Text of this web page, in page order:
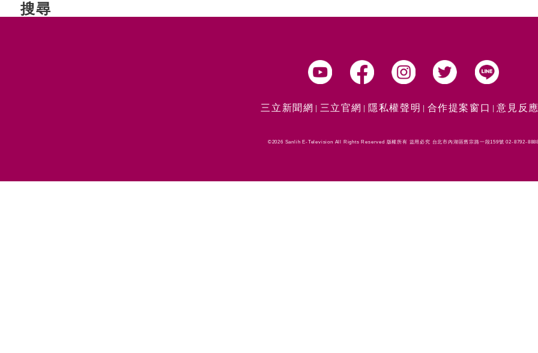
搜尋
三立新聞網 三立官網 隱私權聲明 合作提案窗口 意見反
©2026 Sanlih E-Television All Rights Reserved 版權所有 盜用必究 台北市內湖區舊宗路一段159號 02-8792-